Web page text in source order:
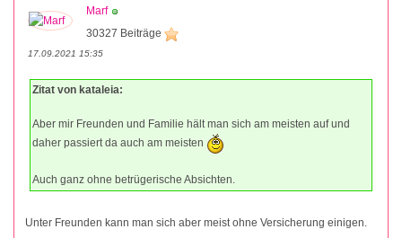
Marf
30327 Beiträge
17.09.2021 15:35
Zitat von kataleia:
Aber mir Freunden und Familie hält man sich am meisten auf und
daher passiert da auch am meisten
Auch ganz ohne betrügerische Absichten.
Unter Freunden kann man sich aber meist ohne Versicherung einigen.